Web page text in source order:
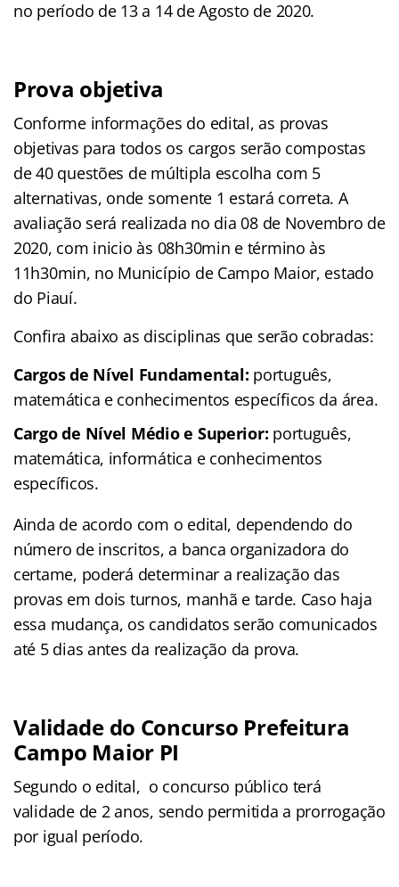
no período de 13 a 14 de Agosto de 2020.
Prova objetiva
Conforme informações do edital, as provas
objetivas para todos os cargos serão compostas
de 40 questões de múltipla escolha com 5
alternativas, onde somente 1 estará correta. A
avaliação será realizada no dia 08 de Novembro de
2020, com inicio às 08h30min e término às
11h30min, no Município de Campo Maior, estado
do Piauí.
Confira abaixo as disciplinas que serão cobradas:
Cargos de Nível Fundamental: português,
matemática e conhecimentos específicos da área.
Cargo de Nível Médio e Superior: português,
matemática, informática e conhecimentos
específicos.
Ainda de acordo com o edital, dependendo do
número de inscritos, a banca organizadora do
certame, poderá determinar a realização das
provas em dois turnos, manhã e tarde. Caso haja
essa mudança, os candidatos serão comunicados
até 5 dias antes da realização da prova.
Validade do Concurso Prefeitura
Campo Maior PI
Segundo o edital, o concurso público terá
validade de 2 anos, sendo permitida a prorrogação
por igual período.